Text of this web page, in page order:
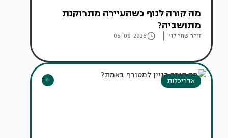
מה קורה לנוף כשהעיירה מתרוקנת
מתושביה?
זוהר שחר לוי 06-08-2026
אדריכלות